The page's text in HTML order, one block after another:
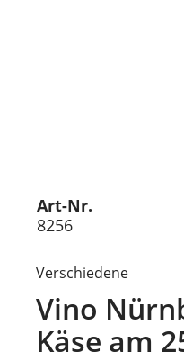
Art-Nr.
8256
Verschiedene
Vino
Käse am